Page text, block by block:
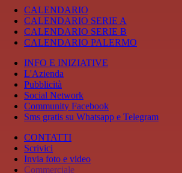
CALENDARIO
CALENDARIO SERIE A
CALENDARIO SERIE B
CALENDARIO PALERMO
INFO E INIZIATIVE
L'Azienda
Pubblicità
Social Network
Community Facebook
Sms gratis su Whatsapp e Telegram
CONTATTI
Scrivici
Invia foto e video
Commerciale